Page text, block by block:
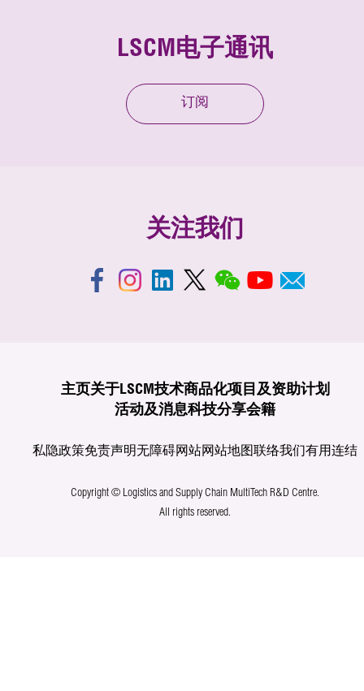
LSCM电子通讯
订阅
关注我们
主页关于LSCM技术商品化项目及资助计划
活动及消息科技分享会籍
私隐政策免责声明无障碍网站网站地图联络我们有用连结
Copyright © Logistics and Supply Chain MultiTech R&D Centre.
All rights reserved.